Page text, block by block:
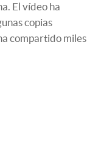
El vídeo ha
copias
compartido miles